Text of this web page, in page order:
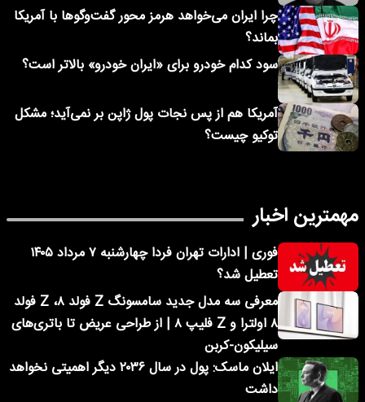
چرا ایران می‌خواهد هرمز محور گفت‌وگوها با آمریکا
بماند؟
سود کدام خودرو برای «ایران خودرو» بالاتر است؟
آمریکا هم از پس نجات پول ژاپن بر نمی‌آید؛ مشکل
توکیو چیست؟
مهمترین اخبار
فوری | ادارات تهران فردا چهارشنبه ۷ مرداد ۱۴۰۵
تعطیل شد؟
معرفی سه مدل جدید سامسونگ Z فولد ۸، Z فولد
۸ اولترا و Z فلیپ ۸ | از طراحی عریض تا باتری‌های
سیلیکون-کربن
ایلان ماسک: پول در سال ۲۰۳۶ دیگر اهمیتی نخواهد
داشت